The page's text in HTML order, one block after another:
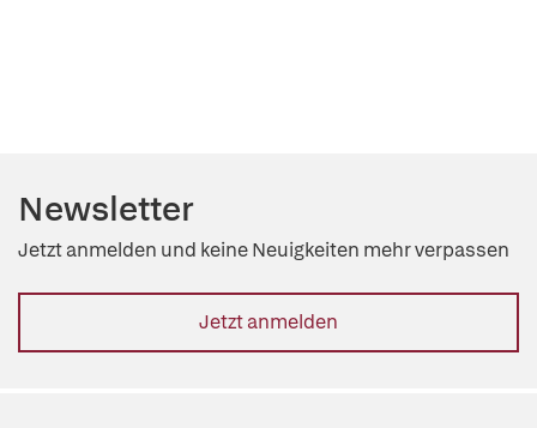
Newsletter
Jetzt anmelden und keine Neuigkeiten mehr verpassen
Jetzt anmelden